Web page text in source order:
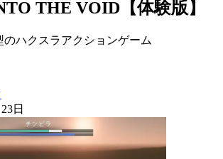
THE VOID【体験版】
のハクスラアクションゲーム
日